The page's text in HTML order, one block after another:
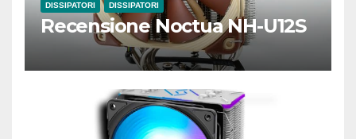
DISSIPATORI DISSIPATORI
Recensione Noctua NH-U12S